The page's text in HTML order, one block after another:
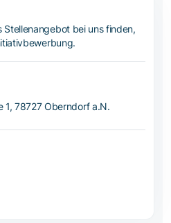
Stellenangebot bei uns finden,
1, 78727 Oberndorf a.N.